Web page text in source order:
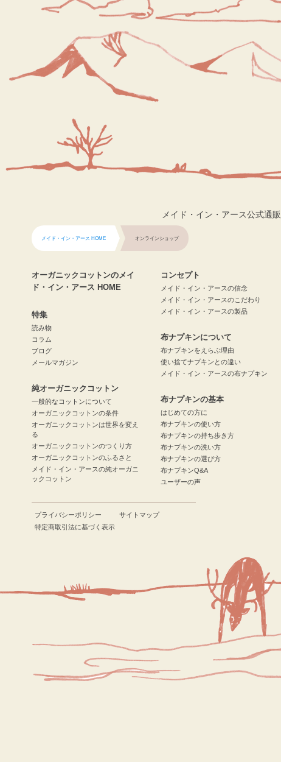
メイド・イン・アース公式通
メイド・イン・アース HOME オンラインショップ
オーガニックコットンのメイ
ド・イン・アース HOME
特集
読み物
コラム
ブログ
メールマガジン
純オーガニックコットン
一般的なコットンについて
オーガニックコットンの条件
オーガニックコットンは世界を変え
る
オーガニックコットンのつくり方
オーガニックコットンのふるさと
メイド・イン・アースの純オーガニ
ックコットン
コンセプト
メイド・イン・アースの信念
メイド・イン・アースのこだわり
メイド・イン・アースの製品
布ナプキンについて
布ナプキンをえらぶ理由
使い捨てナプキンとの違い
メイド・イン・アースの布ナプキン
布ナプキンの基本
はじめての方に
布ナプキンの使い方
布ナプキンの持ち歩き方
布ナプキンの洗い方
布ナプキンの選び方
布ナプキンQ&A
ユーザーの声
プライバシーポリシー
サイトマップ
特定商取引法に基づく表示